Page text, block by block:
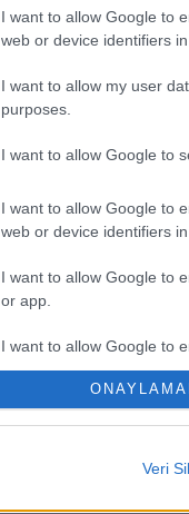
I want to allow Google to
web or device identifiers
I want to allow my user
purposes.
I want to allow Google to
I want to allow Google to
web or device identifiers
I want to allow Google to
or app.
I want to allow Google to
I want to allow Google to
authentication
Veri